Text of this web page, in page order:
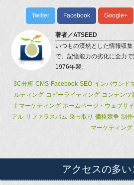
Twitter Facebook Google+
著者／ATSEED
いつもの漠然とした情報収
で、記憶能力の劣化に全力で
1976年製。
3C分析 CMS Facebook SEO インバウンド
ルティング コピーライティング コンテンツ
ナマーケティング ホームページ・ウェブサ
アル リファラスパム 乗っ取り 価格競争 制作
マーケティング
アクセスの多い